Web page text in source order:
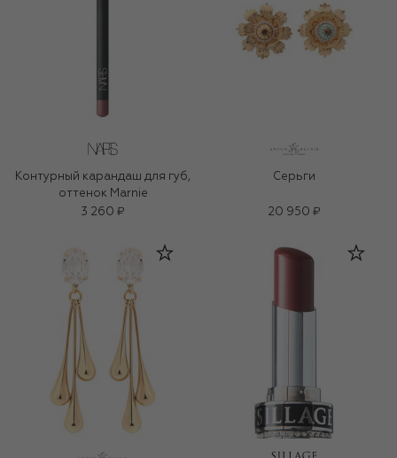
Контурный карандаш для губ,
оттенок Marnie
3 260 ₽
Серьги
20 950 ₽